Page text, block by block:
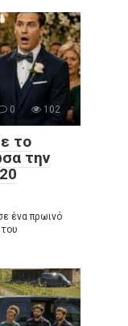
0 102
το
την
ένα πρωινό